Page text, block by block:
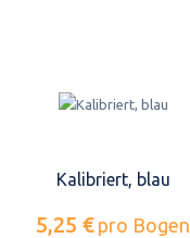
Kalibriert, blau
5,25 € pro Bogen